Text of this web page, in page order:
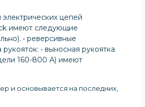
цепей
имеют следующие
• реверсивные
• выносная рукоятка
160-800 А) имеют
и основывается на последних,